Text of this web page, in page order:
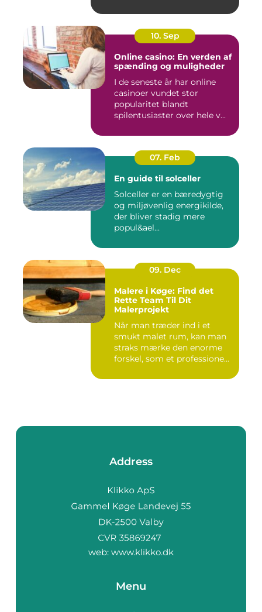
10. Sep
Online casino: En verden af
spænding og muligheder
I de seneste år har online
casinoer vundet stor
popularitet blandt
spilentusiaster over hele v...
07. Feb
En guide til solceller
Solceller er en bæredygtig
og miljøvenlig energikilde,
der bliver stadig mere
popul&ael...
09. Dec
Malere i Køge: Find det
Rette Team Til Dit
Malerprojekt
Når man træder ind i et
smukt malet rum, kan man
straks mærke den enorme
forskel, som et professione...
Address
web: www.klikko.dk
Menu